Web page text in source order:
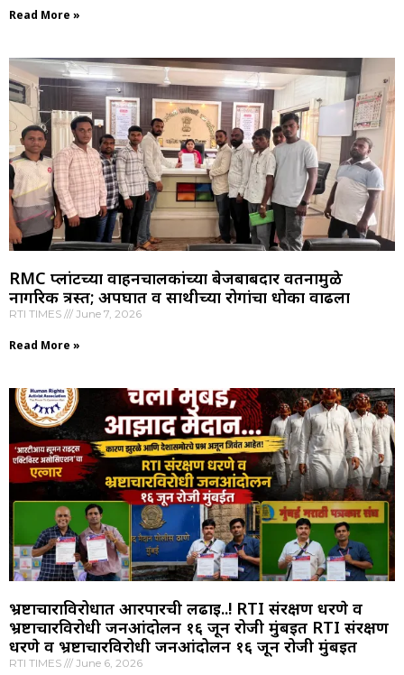
Read More »
RMC प्लांटच्या वाहनचालकांच्या बेजबाबदार वर्तनामुळे
नागरिक त्रस्त; अपघात व साथीच्या रोगांचा धोका वाढला
RTI TIMES June 7, 2026
Read More »
भ्रष्टाचाराविरोधात आरपारची लढाई..! RTI संरक्षण धरणे व
भ्रष्टाचारविरोधी जनआंदोलन १६ जून रोजी मुंबईत RTI संरक्षण
धरणे व भ्रष्टाचारविरोधी जनआंदोलन १६ जून रोजी मुंबईत
RTI TIMES June 6, 2026